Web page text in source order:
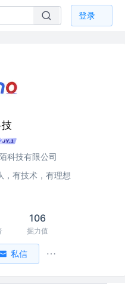
登录
科技有限公司
，有技术，有理想
106
掘力值
私信